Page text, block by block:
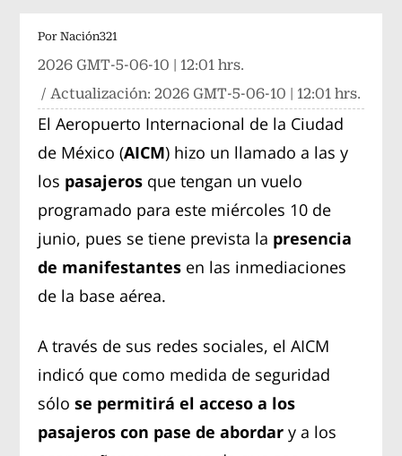
Por Nación321
2026 GMT-5-06-10 | 12:01 hrs.
/ Actualización:2026 GMT-5-06-10 | 12:01 hrs.
El Aeropuerto Internacional de la Ciudad
de México (AICM) hizo un llamado a las y
los pasajeros que tengan un vuelo
programado para este miércoles 10 de
junio, pues se tiene prevista la presencia
de manifestantes en las inmediaciones
de la base aérea.
A través de sus redes sociales, el AICM
indicó que como medida de seguridad
sólose permitirá el acceso a los
pasajeros con pase de abordary a los